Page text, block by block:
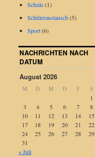
Schule(1)
Schüleraustausch(5)
Sport(6)
NACHRICHTEN NACH
DATUM
August 2026
M D M D F S
1
3
4 5 6 7 8
10
11 12 13 14 15
17
18 19 20 21 22
24
25 26 27 28 29
31
« Juli